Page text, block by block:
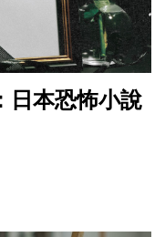
日本恐怖小說